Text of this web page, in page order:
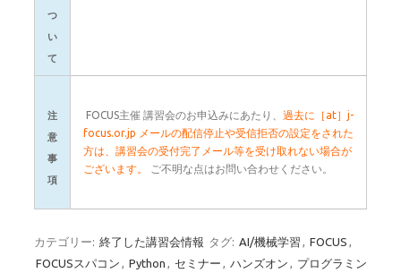
つ
い
て
注
意
事
項
FOCUS主催 講習会のお申込みにあたり、 過去に［at］j-
focus.or.jp メールの配信停止や受信拒否の設定をされた
方は、講習会の受付完了メール等を受け取れない場合が
ございます。
ご不明な点はお問い合わせください。
カテゴリー: 終了した講習会情報 タグ: AI/機械学習 , FOCUS ,
FOCUSスパコン , Python , セミナー , ハンズオン , プログラミン